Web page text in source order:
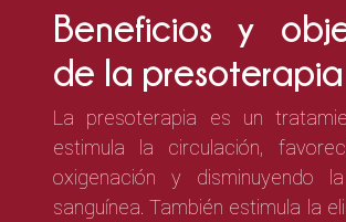
Beneficios y
de la presoterapia
La presoterapia es un
estimula la circulación,
oxigenación y disminuyendo
sanguínea. También estimula la